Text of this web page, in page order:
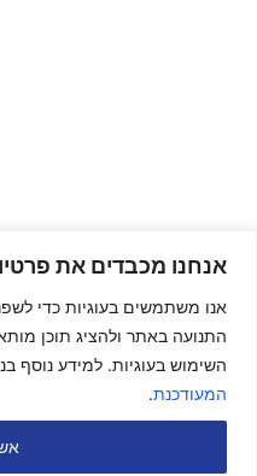
אנחנו מכבדים את
אנו משתמשים בעוגיות כדי
התנועה באתר ולהציג תוכן
השימוש בעוגיות. למידע נוסף
המעודכנת.